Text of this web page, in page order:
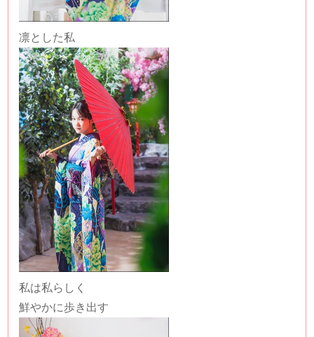
凛とした私
私は私らしく
鮮やかに歩き出す